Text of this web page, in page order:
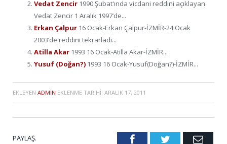
Vedat Zencir 1990 Şubat'ında vicdani reddini açıklayan
Vedat Zencir 1 Aralık 1997’de...
Erkan Çalpur 16 Ocak-Erkan Çalpur-İZMİR-24 Ocak
2003’de reddini tekrarladı...
Atilla Akar 1993 16 Ocak-Atilla Akar-İZMİR...
Yusuf (Doğan?) 1993 16 Ocak-Yusuf(Doğan?)-İZMİR...
EKLEYEN ADMIN EKLENME TARIHI: ARALIK 17, 2011
PAYLAŞ. FacebookTwitter Email